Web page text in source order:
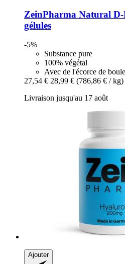
ZeinPharma Natural D-​
gélules
-5%
Substance pure
100% végétal
Avec de l'écorce de
27,54 € 28,99 € (786,86 € / kg)
Livraison jusqu'au 17 août
Ajouter